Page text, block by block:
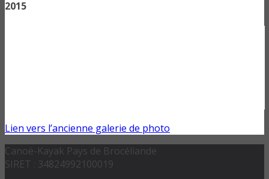
2015
Lien vers l’ancienne galerie de photo
Canoë-Kayak Pays de Brocéliande
SIRET : 34824992100019